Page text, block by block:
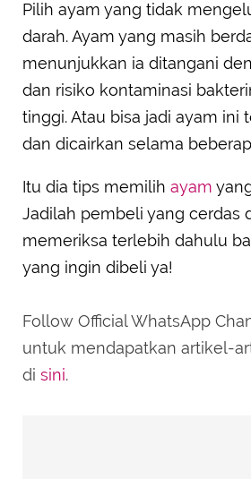
Pilih ayam yang tidak
darah. Ayam yang masih
menunjukkan ia ditangani
dan risiko kontaminasi
tinggi. Atau bisa jadi ayam ini
dan dicairkan selama
Itu dia tips memilih ayam
Jadilah pembeli yang cerdas
memeriksa terlebih dahulu
yang ingin dibeli ya!
Follow Official WhatsApp
untuk mendapatkan artikel-
di sini.